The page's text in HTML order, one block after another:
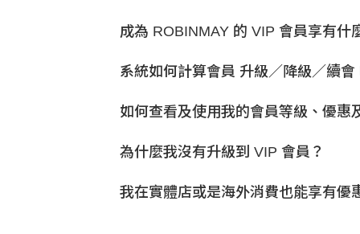
成為 ROBINMAY 的 VIP 會員享有什
系統如何計算會員 升級／降級／續會
如何查看及使用我的會員等級、優惠
為什麼我沒有升級到 VIP 會員？
我在實體店或是海外消費也能享有優